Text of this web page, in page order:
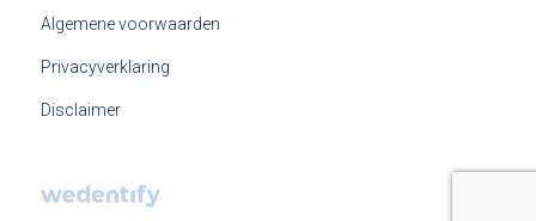
Algemene voorwaarden
Privacyverklaring
Disclaimer